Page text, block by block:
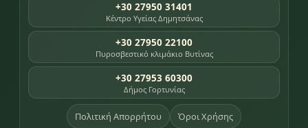
+30 27950 31401
Κέντρο Υγείας Δημητσάνας
+30 27950 22100
Πυροσβεστικό κλιμάκιο Βυτίνας
+30 27953 60300
Δήμος Γορτυνίας
Πολιτική Απορρήτου Όροι Χρήσης